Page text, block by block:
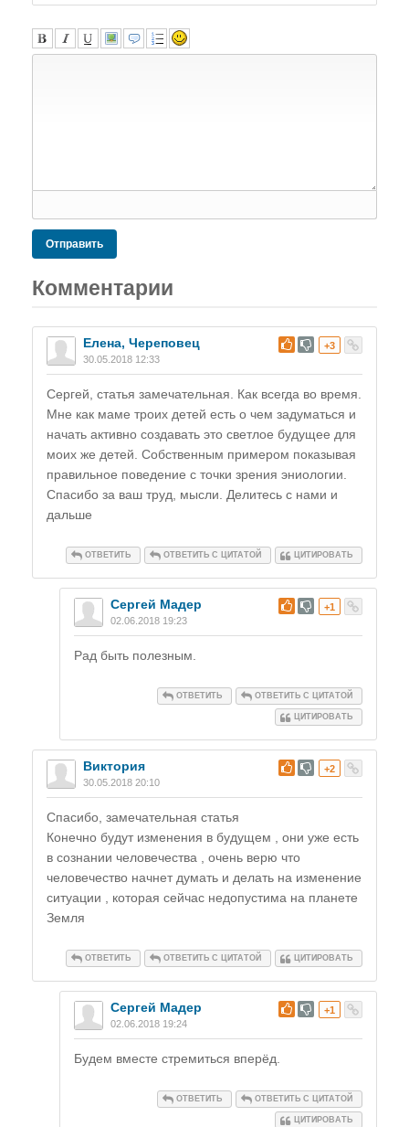
Отправить
Комментарии
# +3
Елена, Череповец
30.05.2018 12:33
Сергей, статья замечательная. Как всегда во время.
Мне как маме троих детей есть о чем задуматься и
начать активно создавать это светлое будущее для
моих же детей. Собственным примером показывая
правильное поведение с точки зрения эниологии.
Спасибо за ваш труд, мысли. Делитесь с нами и
дальше
ОТВЕТИТЬ ОТВЕТИТЬ С ЦИТАТОЙ ЦИТИРОВАТЬ
# +1
Сергей Мадер
02.06.2018 19:23
Рад быть полезным.
ОТВЕТИТЬ ОТВЕТИТЬ С ЦИТАТОЙ
ЦИТИРОВАТЬ
# +2
Виктория
30.05.2018 20:10
Спасибо, замечательная статья
Конечно будут изменения в будущем , они уже есть
в сознании человечества , очень верю что
человечество начнет думать и делать на изменение
ситуации , которая сейчас недопустима на планете
Земля
ОТВЕТИТЬ ОТВЕТИТЬ С ЦИТАТОЙ ЦИТИРОВАТЬ
# +1
Сергей Мадер
02.06.2018 19:24
Будем вместе стремиться вперёд.
ОТВЕТИТЬ ОТВЕТИТЬ С ЦИТАТОЙ
ЦИТИРОВАТЬ